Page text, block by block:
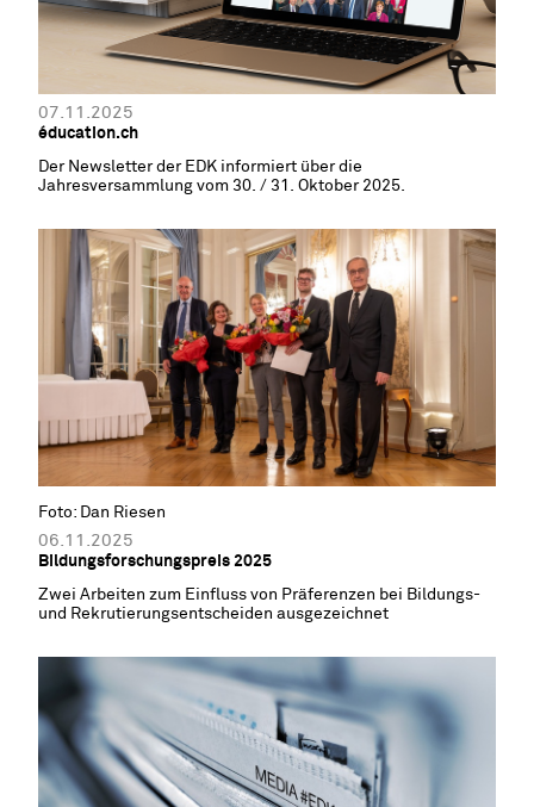
07.11.2025
éducation.ch
Der Newsletter der EDK informiert über die
Jahresversammlung vom 30. / 31. Oktober 2025.
Foto: Dan Riesen
06.11.2025
Bildungsforschungspreis 2025
Zwei Arbeiten zum Einfluss von Präferenzen bei Bildungs-
und Rekrutierungsentscheiden ausgezeichnet